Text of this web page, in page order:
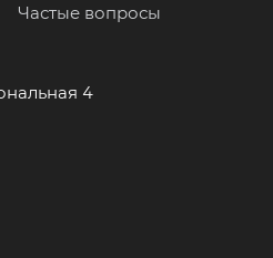
Частые вопросы
4